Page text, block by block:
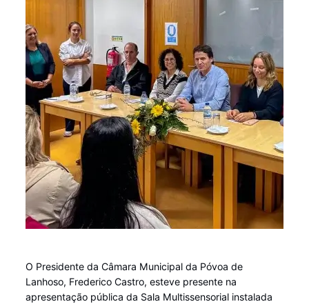
O Presidente da Câmara Municipal da Póvoa de
Lanhoso, Frederico Castro, esteve presente na
apresentação pública da Sala Multissensorial instalada